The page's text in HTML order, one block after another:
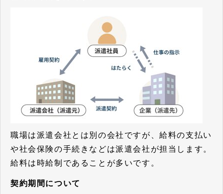
職場は派遣会社とは別の会社ですが、給料の支払い
や社会保険の手続きなどは派遣会社が担当します。
給料は時給制であることが多いです。
契約期間について